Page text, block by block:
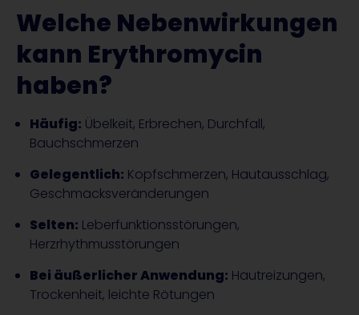
Welche Nebenwirkungen
kann Erythromycin
haben?
Häufig: Übelkeit, Erbrechen, Durchfall,
Bauchschmerzen
Gelegentlich: Kopfschmerzen, Hautausschlag,
Geschmacksveränderungen
Selten: Leberfunktionsstörungen,
Herzrhythmusstörungen
Bei äußerlicher Anwendung: Hautreizungen,
Trockenheit, leichte Rötungen